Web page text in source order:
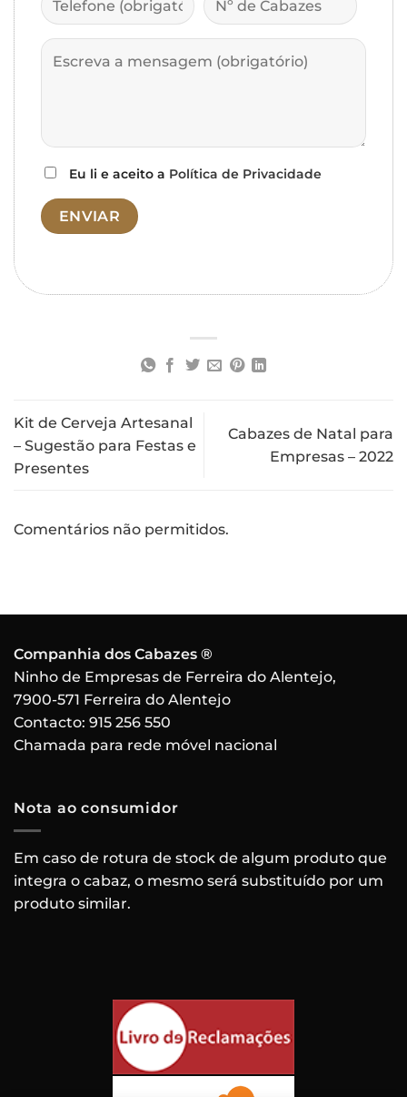
Eu li e aceito a Política de Privacidade
Kit de Cerveja Artesanal
– Sugestão para Festas e
Presentes
Cabazes de Natal para
Empresas – 2022
Comentários não permitidos.
Companhia dos Cabazes ®
Ninho de Empresas de Ferreira do Alentejo,
7900-571 Ferreira do Alentejo
Contacto: 915 256 550
Chamada para rede móvel nacional
Nota ao consumidor
Em caso de rotura de stock de algum produto que
integra o cabaz, o mesmo será substituído por um
produto similar.